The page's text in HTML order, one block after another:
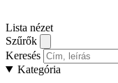
Lista nézet
Szűrők
Keresés
Kategória